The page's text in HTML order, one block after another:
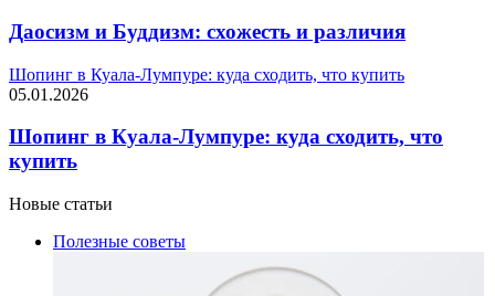
Даосизм и Буддизм: схожесть и различия
Шопинг в Куала-Лумпуре: куда сходить, что купить
05.01.2026
Шопинг в Куала-Лумпуре: куда сходить, что
купить
Новые статьи
Полезные советы